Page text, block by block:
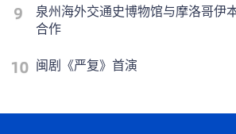
泉州海外交通史博物馆与摩洛哥伊
合作
闽剧《严复》首演